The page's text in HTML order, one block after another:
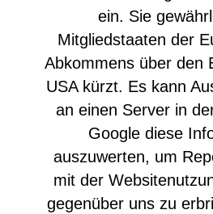
ein. Sie
Mitgliedstaaten der
Abkommens über den
USA kürzt. Es kann
an einen Server in
Google diese
auszuwerten, um
mit der
gegenüber uns zu